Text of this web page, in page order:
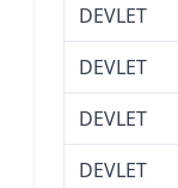
DEVLET
DEVLET
DEVLET
DEVLET